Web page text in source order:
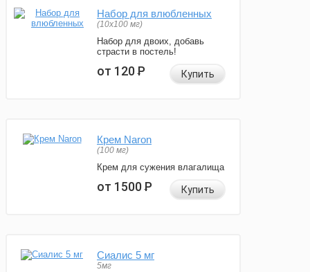
Набор для влюбленных
(10х100 мг)
Набор для двоих, добавь
страсти в постель!
от 120Р Купить
Крем Naron
(100 мг)
Крем для сужения влагалища
от 1500Р Купить
Сиалис 5 мг
5мг